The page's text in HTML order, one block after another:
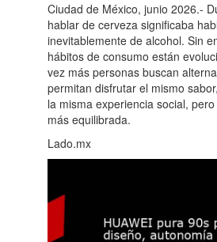
Ciudad de México, junio 2026.-
hablar de cerveza significaba
inevitablemente de alcohol. Sin
hábitos de consumo están
vez más personas buscan
permitan disfrutar el mismo
la misma experiencia social,
más equilibrada.
Lado.mx